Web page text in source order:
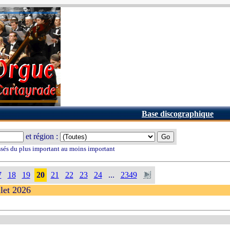
Base discographique
et région :
du plus important au moins important
18 19 20 21 22 23 24 ... 2349
2026